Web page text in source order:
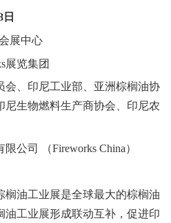
日
会展中心
展览集团
会、印尼工业部、亚洲棕榈油协
尼生物燃料生产商协会、印尼农
公司 （Fireworks China）
榈油工业展是全球最大的棕榈油
油工业展形成联动互补，促进印